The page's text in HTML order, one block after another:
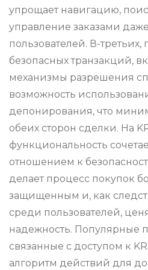
упрощает навигацию,
управление заказами
пользователей. В-
безопасных транзакций,
механизмы разрешения
возможность
депонирования, что
обеих сторон сделки. На
функциональность
отношением к
делает процесс покупок
защищенным и, как
среди пользователей,
надежность. Популярные
связанные с доступом к
алгоритм действий для